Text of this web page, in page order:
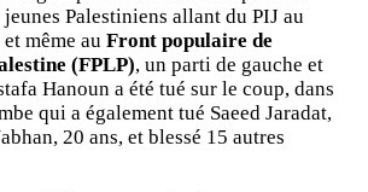
Palestiniens allant du PIJ au
et même au Front populaire de
(FPLP), un parti de gauche et
Hanoun a été tué sur le coup, dans
qui a également tué Saeed Jaradat,
20 ans, et blessé 15 autres